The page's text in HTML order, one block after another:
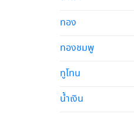
ทอง
ทองชมพู
ทูโทน
น้ำเงิน